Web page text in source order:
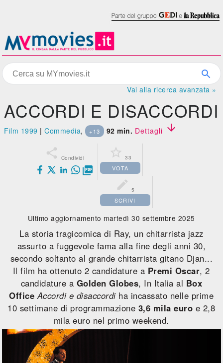
Vai alla ricerca avanzata »
ACCORDI E DISACCORDI
Film 1999 |Commedia, +13 92 min. Dettagli 
 Condividi

 33
VOTA
 5
SCRIVI
Ultimo aggiornamento martedì 30 settembre 2025
La storia tragicomica di Ray, un chitarrista jazz
assurto a fuggevole fama alla fine degli anni 30,
secondo soltanto al grande chitarrista gitano Djan...
Il film ha ottenuto 2 candidature a Premi Oscar, 2
candidature a Golden Globes, In Italia al Box
Office Accordi e disaccordiha incassato nelle prime
10 settimane di programmazione 3,6 mila euro e 2,8
mila euro nel primo weekend.